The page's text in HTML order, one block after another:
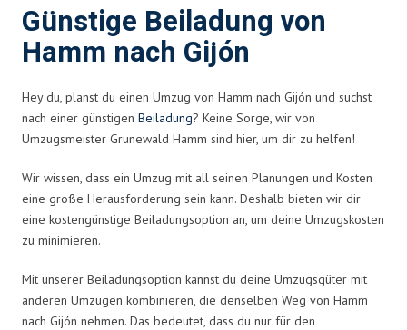
Günstige Beiladung von
Hamm nach Gijón
Hey du, planst du einen Umzug von Hamm nach Gijón und suchst
nach einer günstigen Beiladung? Keine Sorge, wir von
Umzugsmeister Grunewald Hamm sind hier, um dir zu helfen!
Wir wissen, dass ein Umzug mit all seinen Planungen und Kosten
eine große Herausforderung sein kann. Deshalb bieten wir dir
eine kostengünstige Beiladungsoption an, um deine Umzugskosten
zu minimieren.
Mit unserer Beiladungsoption kannst du deine Umzugsgüter mit
anderen Umzügen kombinieren, die denselben Weg von Hamm
nach Gijón nehmen. Das bedeutet, dass du nur für den